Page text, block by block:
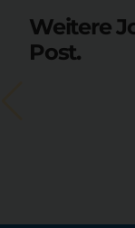
Weitere
Post.